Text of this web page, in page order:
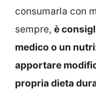
consumarla con
sempre, è
medico o un
apportare
propria dieta